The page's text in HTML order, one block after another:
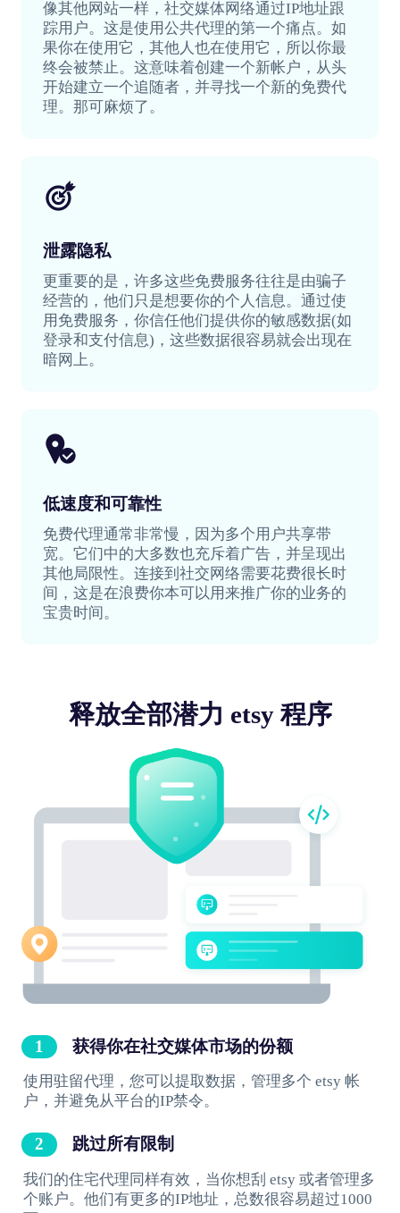
像其他网站一样，社交媒体网络通过IP地址跟
踪用户。这是使用公共代理的第一个痛点。如
果你在使用它，其他人也在使用它，所以你最
终会被禁止。这意味着创建一个新帐户，从头
开始建立一个追随者，并寻找一个新的免费代
理。那可麻烦了。
泄露隐私
更重要的是，许多这些免费服务往往是由骗子
经营的，他们只是想要你的个人信息。通过使
用免费服务，你信任他们提供你的敏感数据(如
登录和支付信息)，这些数据很容易就会出现在
暗网上。
低速度和可靠性
免费代理通常非常慢，因为多个用户共享带
宽。它们中的大多数也充斥着广告，并呈现出
其他局限性。连接到社交网络需要花费很长时
间，这是在浪费你本可以用来推广你的业务的
宝贵时间。
释放全部潜力 etsy 程序
获得你在社交媒体市场的份额
使用驻留代理，您可以提取数据，管理多个 etsy 帐
户，并避免从平台的IP禁令。
跳过所有限制
我们的住宅代理同样有效，当你想刮 etsy 或者管理多
个账户。他们有更多的IP地址，总数很容易超过1000